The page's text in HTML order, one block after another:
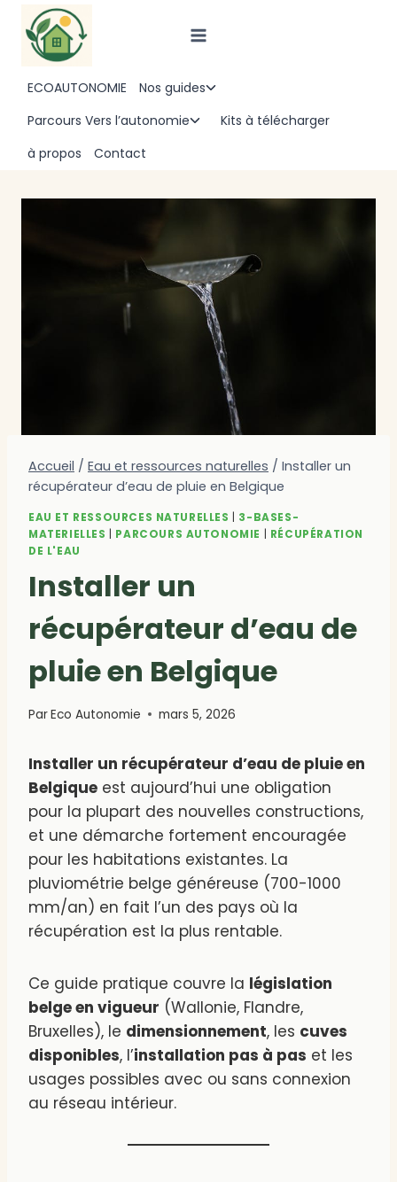
contenu
ECOAUTONOMIE Nos guides
le
Parcours Vers l’autonomie
Ouvrir/fermer
enfant
Kits à télécharger
à propos
Contact
Accueil / Eau et ressources naturelles / Installer un
récupérateur d’eau de pluie en Belgique
EAU ET RESSOURCES NATURELLES
3-BASES-
MATERIELLES
PARCOURS AUTONOMIE
RÉCUPÉRATION
DE L'EAU
Installer un
récupérateur d’eau de
pluie en Belgique
ParEco Autonomie mars 5, 2026
Installer un récupérateur d’eau de pluie en
Belgique est aujourd’hui une obligation
pour la plupart des nouvelles constructions,
et une démarche fortement encouragée
pour les habitations existantes. La
pluviométrie belge généreuse (700-1000
mm/an) en fait l’un des pays où la
récupération est la plus rentable.
Ce guide pratique couvre la législation
belge en vigueur (Wallonie, Flandre,
Bruxelles), le dimensionnement, les cuves
disponibles, l’installation pas à pas et les
usages possibles avec ou sans connexion
au réseau intérieur.